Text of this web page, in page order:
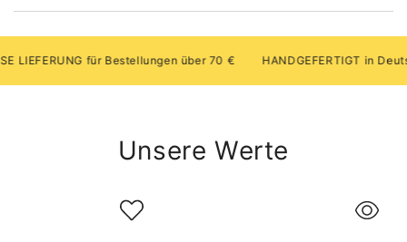
für Bestellungen über 70 € HANDGEFERTIGT in
Unsere Werte